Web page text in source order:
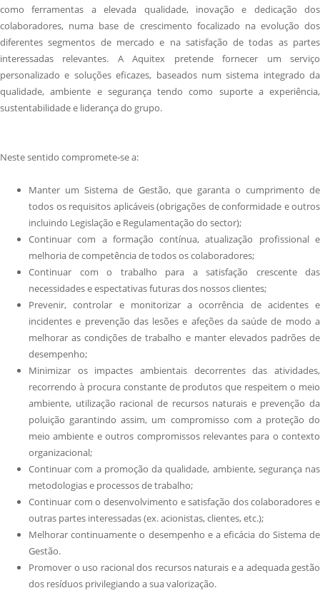
como ferramentas a elevada qualidade, inovação e dedicação dos
colaboradores, numa base de crescimento focalizado na evolução dos
diferentes segmentos de mercado e na satisfação de todas as partes
interessadas relevantes. A Aquitex pretende fornecer um serviço
personalizado e soluções eficazes, baseados num sistema integrado da
qualidade, ambiente e segurança tendo como suporte a experiência,
sustentabilidade e liderança do grupo.
Neste sentido compromete-se a:
Manter um Sistema de Gestão, que garanta o cumprimento de
todos os requisitos aplicáveis (obrigações de conformidade e outros
incluindo Legislação e Regulamentação do sector);
Continuar com a formação contínua, atualização profissional e
melhoria de competência de todos os colaboradores;
Continuar com o trabalho para a satisfação crescente das
necessidades e espectativas futuras dos nossos clientes;
Prevenir, controlar e monitorizar a ocorrência de acidentes e
incidentes e prevenção das lesões e afeções da saúde de modo a
melhorar as condições de trabalho e manter elevados padrões de
desempenho;
Minimizar os impactes ambientais decorrentes das atividades,
recorrendo à procura constante de produtos que respeitem o meio
ambiente, utilização racional de recursos naturais e prevenção da
poluição garantindo assim, um compromisso com a proteção do
meio ambiente e outros compromissos relevantes para o contexto
organizacional;
Continuar com a promoção da qualidade, ambiente, segurança nas
metodologias e processos de trabalho;
Continuar com o desenvolvimento e satisfação dos colaboradores e
outras partes interessadas (ex. acionistas, clientes, etc.);
Melhorar continuamente o desempenho e a eficácia do Sistema de
Gestão.
Promover o uso racional dos recursos naturais e a adequada gestão
dos resíduos privilegiando a sua valorização.